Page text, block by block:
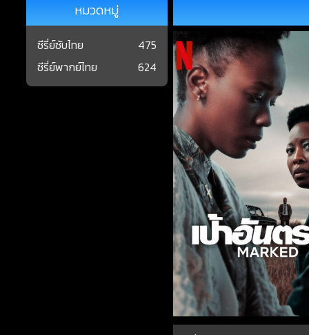
หมวดหมู่
ซีรี่ย์ซับไทย
475
ซีรี่ย์พากย์ไทย
624